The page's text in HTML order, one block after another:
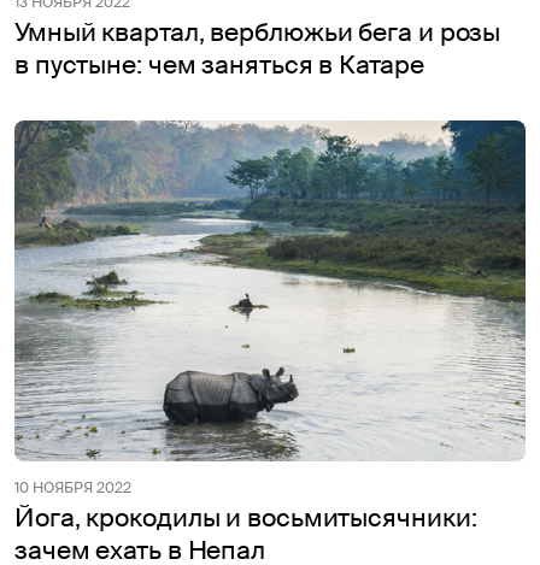
Умный квартал, верблюжьи бега и розы
в пустыне: чем заняться в Катаре
10 НОЯБРЯ 2022
Йога, крокодилы и восьмитысячники:
зачем ехать в Непал